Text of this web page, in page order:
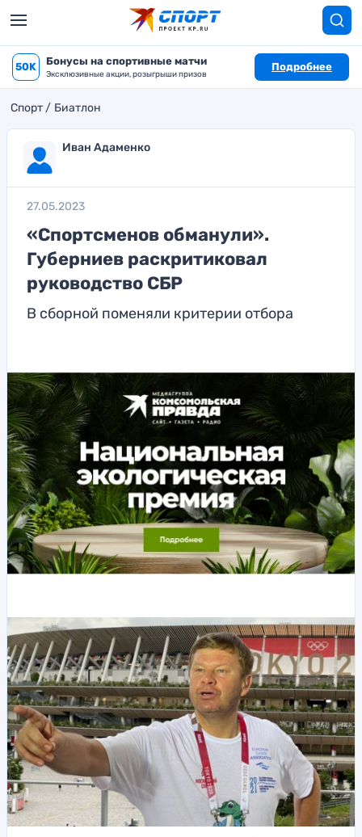
50K Бонусы на спортивные матчи
Эксклюзивные акции, розыгрыши призов
Подробнее
Спорт Биатлон
Иван Адаменко
27.05.2023
«Спортсменов обманули».
Губерниев раскритиковал
руководство СБР
В сборной поменяли критерии отбора